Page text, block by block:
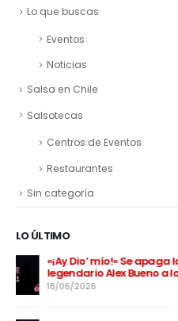
Lo que buscas
Eventos
Noticias
Salsa en Chile
Salsotecas
Centros de Eventos
Restaurantes
Sin categoría
LO ÚLTIMO
Filo8@ «La Charra
ritmo de merengue y
Es Por Acá»